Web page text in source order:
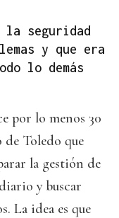
seguridad
y que era
lo demás
por lo menos 30
Toledo que
la gestión de
y buscar
La idea es que